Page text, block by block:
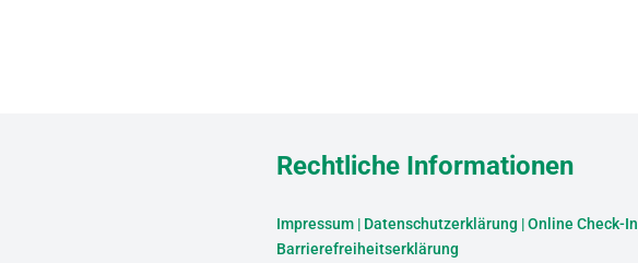
Rechtliche Informationen
Impressum| Datenschutzerklärung |Online Check-In
Barrierefreiheitserklärung